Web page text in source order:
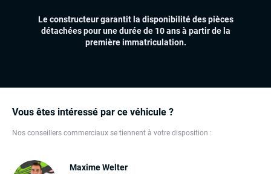
Vous êtes intéressé par ce véhicule ?
Nos conseillers commerciaux se tiennent à votre disposition :
Maxime Welter
Sièges chauffants
Volant multifonctions
ÉLECTRONIQUE
Le constructeur garantit la disponibilité des pièces
détachées pour une durée de 10 ans à partir de la
première immatriculation.